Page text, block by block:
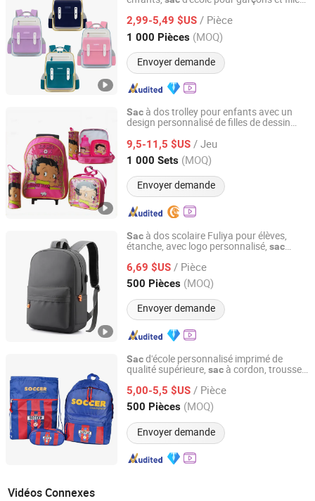
pour enfants
2,99-5,49 $US / Pièce
1 000 Pièces (MOQ)
Envoyer demande
Guangzhou Vitality Manufacturing&Export Co., Ltd
Guangdong, China Depuis 2026
Sac à dos trolley pour enfants avec un
design personnalisé de filles de dessin
9,5-11,5 $US / Jeu
1 000 Sets (MOQ)
Envoyer demande
China Blooming Manufacture Ltd.
Guangdong, China Depuis 2014
Sac à dos scolaire Fuliya pour élèves,
étanche, avec logo personnalisé, sac
pour enfants
6,69 $US / Pièce
500 Pièces (MOQ)
Envoyer demande
Guangzhou Fu Li Ya Industry Co., Ltd.
Guangdong, China Depuis 2011
Sacd'école personnalisé imprimé de
qualité supérieure, sac à cordon, trousse
5,00-5,5 $US / Pièce
500 Pièces (MOQ)
Envoyer demande
Fujian Top Trade Co., Ltd.
Fujian, China Depuis 2020
Vidéos Connexes